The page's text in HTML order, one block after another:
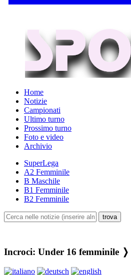
Home
Notizie
Campionati
Ultimo turno
Prossimo turno
Foto e video
Archivio
SuperLega
A2 Femminile
B Maschile
B1 Femminile
B2 Femminile
Incroci: Under 16 femminile